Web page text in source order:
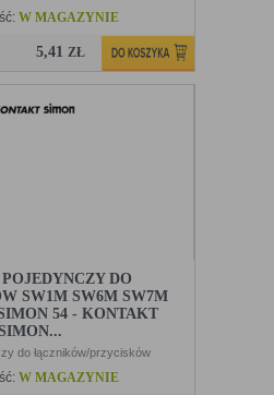
W MAGAZYNIE
5,41 ZŁ
DO
SW1M SW6M SW7M
54 - KONTAKT
do łączników/przycisków
W MAGAZYNIE